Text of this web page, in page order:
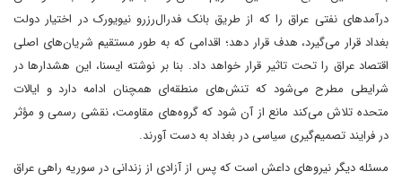
درآمدهای نفتی عراق را که از طریق بانک فدرال‌رزرو نیویورک در اختیار دولت
بغداد قرار می‌گیرد، هدف قرار دهد؛ اقدامی که به طور مستقیم شریان‌های اصلی
اقتصاد عراق را تحت تاثیر قرار خواهد داد. بنا بر نوشته ایسنا، این هشدارها در
شرایطی مطرح می‌شود که تنش‌های منطقه‌ای همچنان ادامه دارد و ایالات
متحده تلاش می‌کند مانع از آن شود که گروه‌های مقاومت، نقشی رسمی و مؤثر
در فرایند تصمیم‌گیری سیاسی در بغداد به دست آورند.
مسئله دیگر نیروهای داعش است که پس از آزادی از زندانی در سوریه راهی عراق